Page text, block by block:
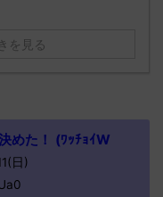
を見る
めた！ (ﾜｯﾁｮｲW
日)